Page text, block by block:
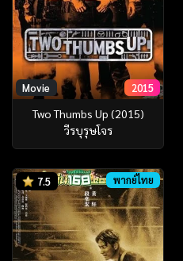
Movie 2015
Two Thumbs Up (2015)
วีรบุรุษโจร
7.5 พากย์ไทย